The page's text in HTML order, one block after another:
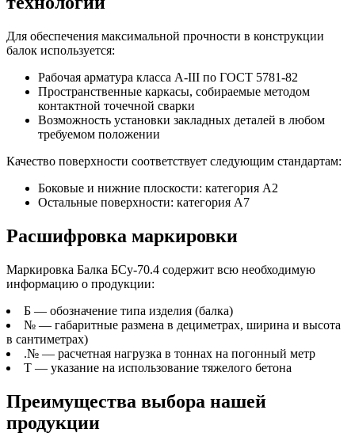
Для обеспечения максимальной прочности в конструкции
балок используется:
Рабочая арматура класса А-III по ГОСТ 5781-82
Пространственные каркасы, собираемые методом
контактной точечной сварки
Возможность установки закладных деталей в любом
требуемом положении
Качество поверхности соответствует следующим стандартам:
Боковые и нижние плоскости: категория А2
Остальные поверхности: категория А7
Расшифровка маркировки
Маркировка Балка БСу-70.4 содержит всю необходимую
информацию о продукции:
Б — обозначение типа изделия (балка)
№ — габаритные размена в дециметрах, ширина и высота
в сантиметрах)
.№ — расчетная нагрузка в тоннах на погонный метр
Т — указание на использование тяжелого бетона
Преимущества выбора нашей
продукции